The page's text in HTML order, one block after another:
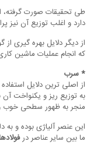
طی تحقیقات صورت گرفته،
دارد و اغلب توزیع آن نیز
از دیگر دلایل بهره گیری
که انجام عملیات ماشین
* سرب
از اصلی ترین دلایل
به توزیع ریز و یکنواخت
منجر به ظهور سطحی خوب
این عنصر آلیاژی بوده و به
ما بین سایر عناصر در